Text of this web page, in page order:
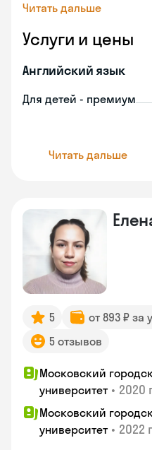
Читать дальше
Услуги и цены
Английский язык
Для детей - премиум
Читать дальше
5 от 893 ₽ за
5 отзывов
Московский
университет • 2020
Московский
университет • 2022